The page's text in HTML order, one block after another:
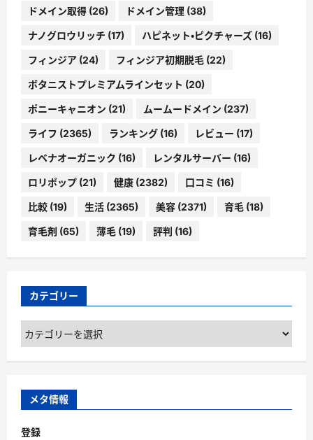
ドメイン取得 (26) ドメイン管理 (38)
ナノグロウリッチ (17) ハピネット・ピクチャーズ (16)
フィンジア (24) フィンジア初期脱毛 (22)
ボタニストプレミアムラインセット (20)
ポニーキャニオン (21) ムームードメイン (237)
ライフ (2365) ランキング (16) レビュー (17)
レベナオーガニック (16) レンタルサーバー (16)
ロリポップ (21) 健康 (2382) 口コミ (16)
比較 (19) 生活 (2365) 美容 (2371) 育毛 (18)
育毛剤 (65) 薄毛 (19) 評判 (16)
カテゴリー
カ
テ
ゴ
ー
メタ情報
登録